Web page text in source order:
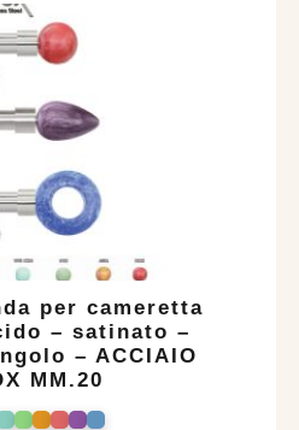
per cameretta
– satinato –
– ACCIAIO
MM.20